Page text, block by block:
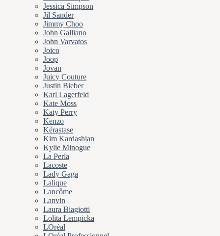
Jessica Simpson
Jil Sander
Jimmy Choo
John Galliano
John Varvatos
Joico
Joop
Jovan
Juicy Couture
Justin Bieber
Karl Lagerfeld
Kate Moss
Katy Perry
Kenzo
Kérastase
Kim Kardashian
Kylie Minogue
La Perla
Lacoste
Lady Gaga
Lalique
Lancôme
Lanvin
Laura Biagiotti
Lolita Lempicka
LOréal